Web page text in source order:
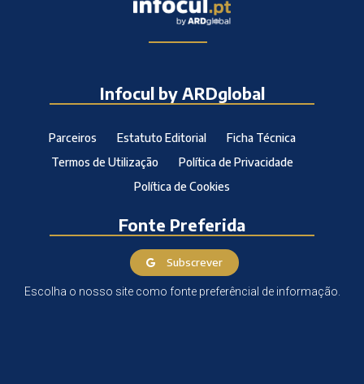
Infocul by ARDglobal
Parceiros Estatuto Editorial
Ficha Técnica
Termos de Utilização
Política de Privacidade
Política de Cookies
Fonte Preferida
Subscrever
Escolha o nosso site como fonte preferêncial de informação.